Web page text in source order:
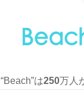
“Beach”は250万人